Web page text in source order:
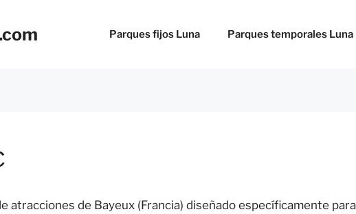
Parques fijos Luna Parques temporales Luna
atracciones de Bayeux (Francia) diseñado específicamente para